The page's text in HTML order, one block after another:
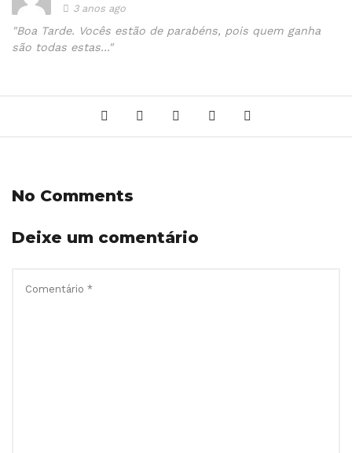
3 anos ago
"Boa Tarde. Vocês estão de parabéns, pois quem ganha
são todas estas..."
No Comments
Deixe um comentário